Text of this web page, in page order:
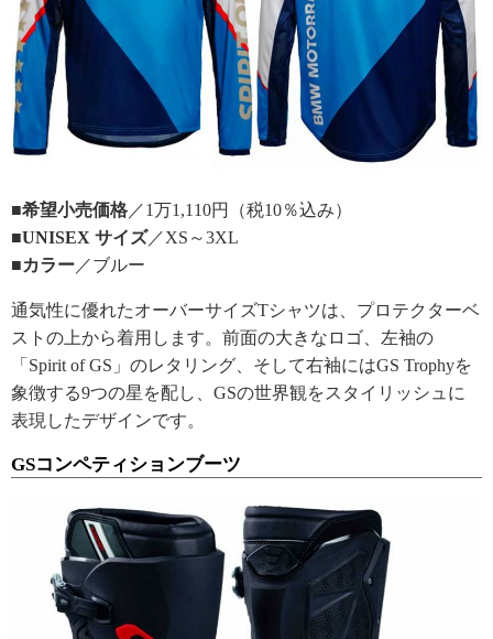
■希望小売価格／1万1,110円（税10％込み）
■UNISEX サイズ／XS～3XL
■カラー／ブルー
通気性に優れたオーバーサイズTシャツは、プロテクターベ
ストの上から着用します。前面の大きなロゴ、左袖の
「Spirit of GS」のレタリング、そして右袖にはGS Trophyを
象徴する9つの星を配し、GSの世界観をスタイリッシュに
表現したデザインです。
GSコンペティションブーツ